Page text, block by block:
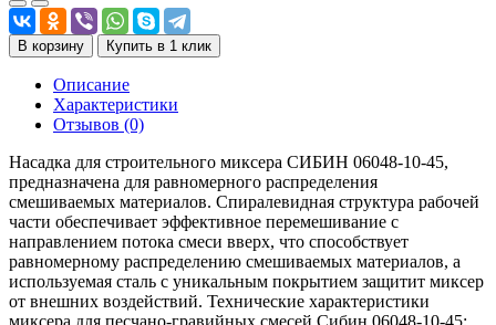
В корзину Купить в 1 клик
Описание
Характеристики
Отзывов (0)
Насадка для строительного миксера СИБИН 06048-10-45,
предназначена для равномерного распределения
смешиваемых материалов. Спиралевидная структура рабочей
части обеспечивает эффективное перемешивание с
направлением потока смеси вверх, что способствует
равномерному распределению смешиваемых материалов, а
используемая сталь с уникальным покрытием защитит миксер
от внешних воздействий. Технические характеристики
миксера для песчано-гравийных смесей Сибин 06048-10-45: